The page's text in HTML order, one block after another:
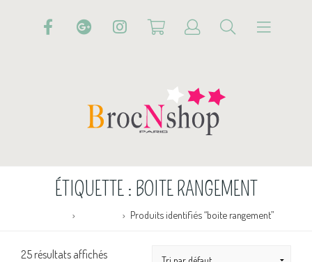
ÉTIQUETTE : BOITE RANGEMENT
Produits identifiés “boite rangement”
25 résultats affichés